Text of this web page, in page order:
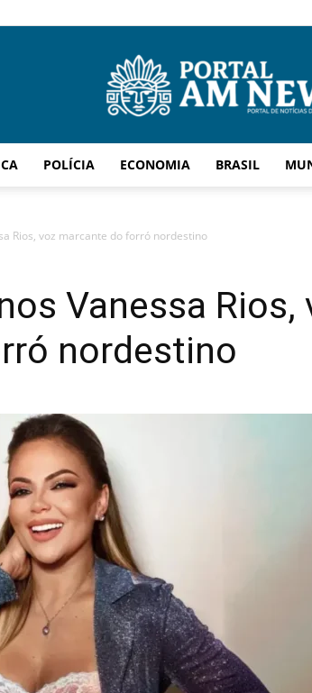
News
POLÍCIA ECONOMIA BRASIL
Rios, voz marcante do forró nordestino
Vanessa Rios,
nordestino